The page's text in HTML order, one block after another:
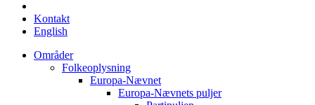
Kontakt
English
Områder
Folkeoplysning
Europa-Nævnet
Europa-Nævnets puljer